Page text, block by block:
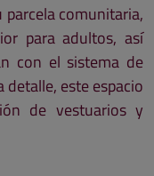
parcela comunitaria,
para adultos, así
con el sistema de
detalle, este espacio
de vestuarios y